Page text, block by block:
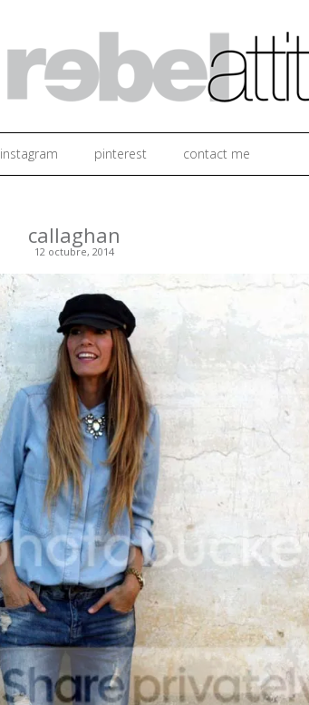
Ir al contenido
instagram pinterest contact me
callaghan
12 octubre, 2014